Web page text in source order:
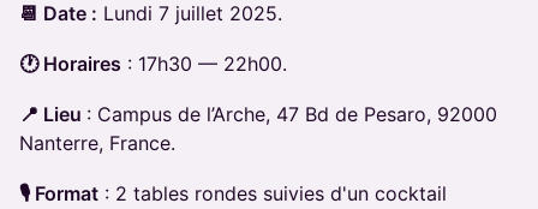
📆 Date : Lundi 7 juillet 2025.
🕐 Horaires : 17h30 — 22h00.
📍 Lieu : Campus de l’Arche, 47 Bd de Pesaro, 92000
Nanterre, France.
🎙️ Format : 2 tables rondes suivies d'un cocktail